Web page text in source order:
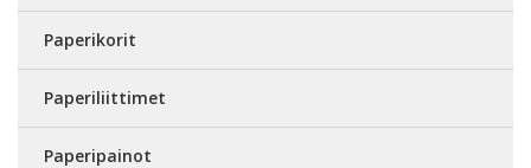
Paperikorit
Paperiliittimet
Paperipainot